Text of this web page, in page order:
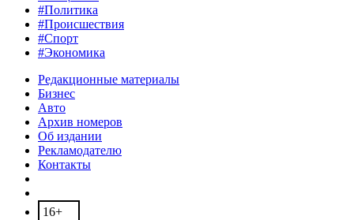
#Политика
#Происшествия
#Спорт
#Экономика
Редакционные материалы
Бизнес
Авто
Архив номеров
Об издании
Рекламодателю
Контакты
16+